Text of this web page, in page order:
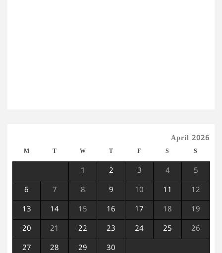
April 2026
M T W T F S S
1 2 3 4 5
6 7 8 9 10 11 12
13 14 15 16 17 18 19
20 21 22 23 24 25 26
27 28 29 30